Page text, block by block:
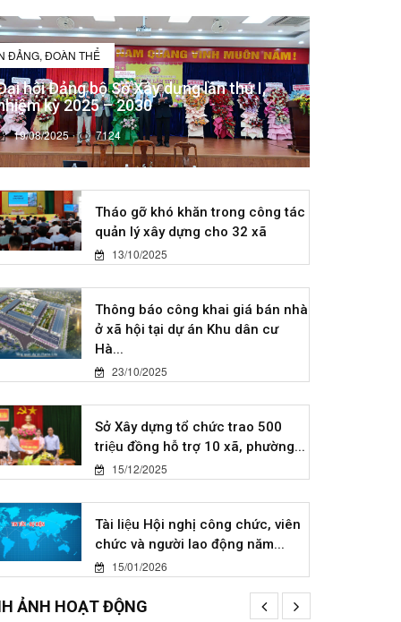
ĐẢNG, ĐOÀN THỂ
hội Đảng bộ Sở Xây dựng lần thứ I,
kỳ 2025 – 2030
19/08/2025 7124
Tháo gỡ khó khăn trong công tác
quản lý xây dựng cho 32 xã
13/10/2025
Thông báo công khai giá bán nhà
ở xã hội tại dự án Khu dân cư
Hà...
23/10/2025
Sở Xây dựng tổ chức trao 500
triệu đồng hỗ trợ 10 xã, phường...
15/12/2025
Tài liệu Hội nghị công chức, viên
chức và người lao động năm...
15/01/2026
ẢNH HOẠT ĐỘNG